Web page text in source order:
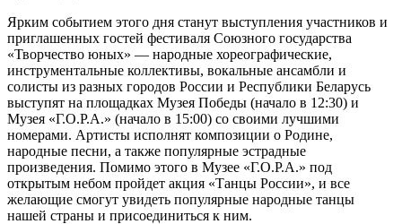
Ярким событием этого дня станут выступления участников и
приглашенных гостей фестиваля Союзного государства
«Творчество юных» — народные хореографические,
инструментальные коллективы, вокальные ансамбли и
солисты из разных городов России и Республики Беларусь
выступят на площадках Музея Победы (начало в 12:30) и
Музея «Г.О.Р.А.» (начало в 15:00) со своими лучшими
номерами. Артисты исполнят композиции о Родине,
народные песни, а также популярные эстрадные
произведения. Помимо этого в Музее «Г.О.Р.А.» под
открытым небом пройдет акция «Танцы России», и все
желающие смогут увидеть популярные народные танцы
нашей страны и присоединиться к ним.